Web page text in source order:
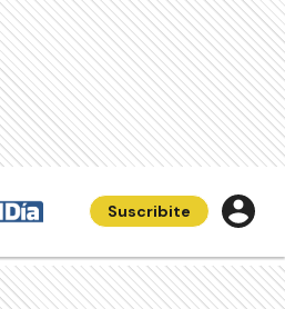
Suscribite